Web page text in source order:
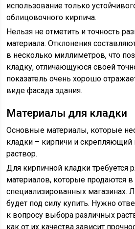
использование только
облицовочного кирпича.
Нельзя не отметить и точность
материала. Отклонения
в несколько миллиметров, что
кладку, отличающуюся своей
показатель очень хорошо
виде фасада здания.
Материалы для кладки
Основные материалы, которые
кладки – кирпичи и скрепляющий
раствор.
Для кирпичной кладки требуется
материалов, которые продаются в
специализированных магазинах.
будет под силу купить. Нужно
к вопросу выбора различных
как от их качества зависит